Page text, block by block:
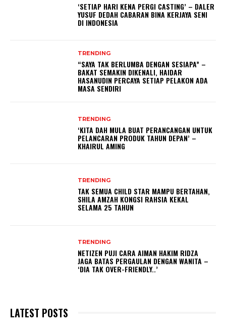
‘SETIAP HARI KENA PERGI CASTING’ – DALER
YUSUF DEDAH CABARAN BINA KERJAYA SENI
DI INDONESIA
TRENDING
“SAYA TAK BERLUMBA DENGAN SESIAPA” –
BAKAT SEMAKIN DIKENALI, HAIDAR
HASANUDIN PERCAYA SETIAP PELAKON ADA
MASA SENDIRI
TRENDING
‘KITA DAH MULA BUAT PERANCANGAN UNTUK
PELANCARAN PRODUK TAHUN DEPAN’ –
KHAIRUL AMING
TRENDING
TAK SEMUA CHILD STAR MAMPU BERTAHAN,
SHILA AMZAH KONGSI RAHSIA KEKAL
SELAMA 25 TAHUN
TRENDING
NETIZEN PUJI CARA AIMAN HAKIM RIDZA
JAGA BATAS PERGAULAN DENGAN WANITA –
‘DIA TAK OVER-FRIENDLY..’
LATEST POSTS